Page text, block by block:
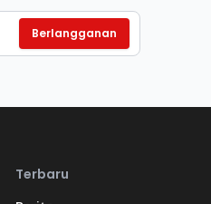
Berlangganan
Terbaru